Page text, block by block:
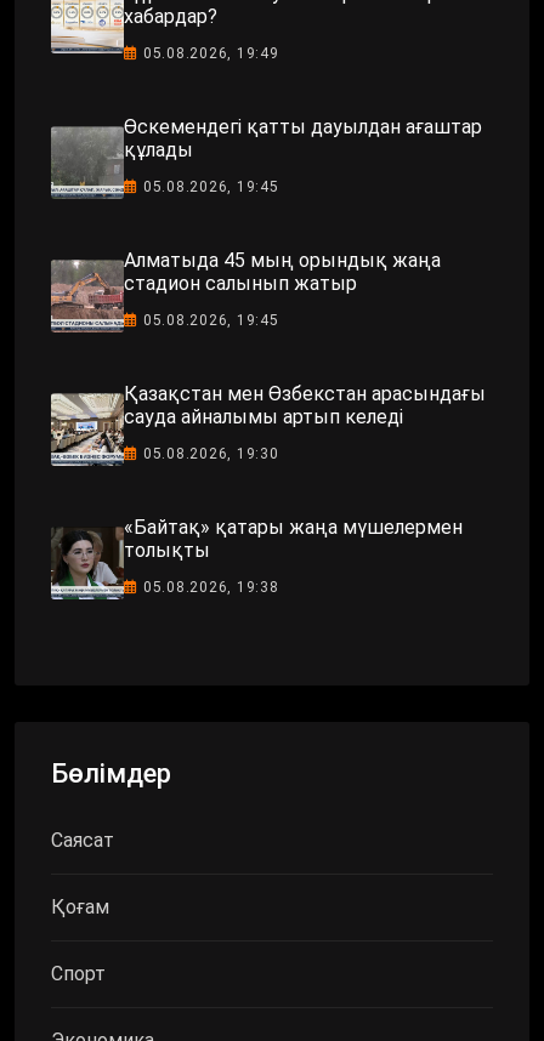
хабардар?
05.08.2026, 19:49
Өскемендегі қатты дауылдан ағаштар
құлады
05.08.2026, 19:45
Алматыда 45 мың орындық жаңа
стадион салынып жатыр
05.08.2026, 19:45
Қазақстан мен Өзбекстан арасындағы
сауда айналымы артып келеді
05.08.2026, 19:30
«Байтақ» қатары жаңа мүшелермен
толықты
05.08.2026, 19:38
Бөлімдер
Саясат
Қоғам
Спорт